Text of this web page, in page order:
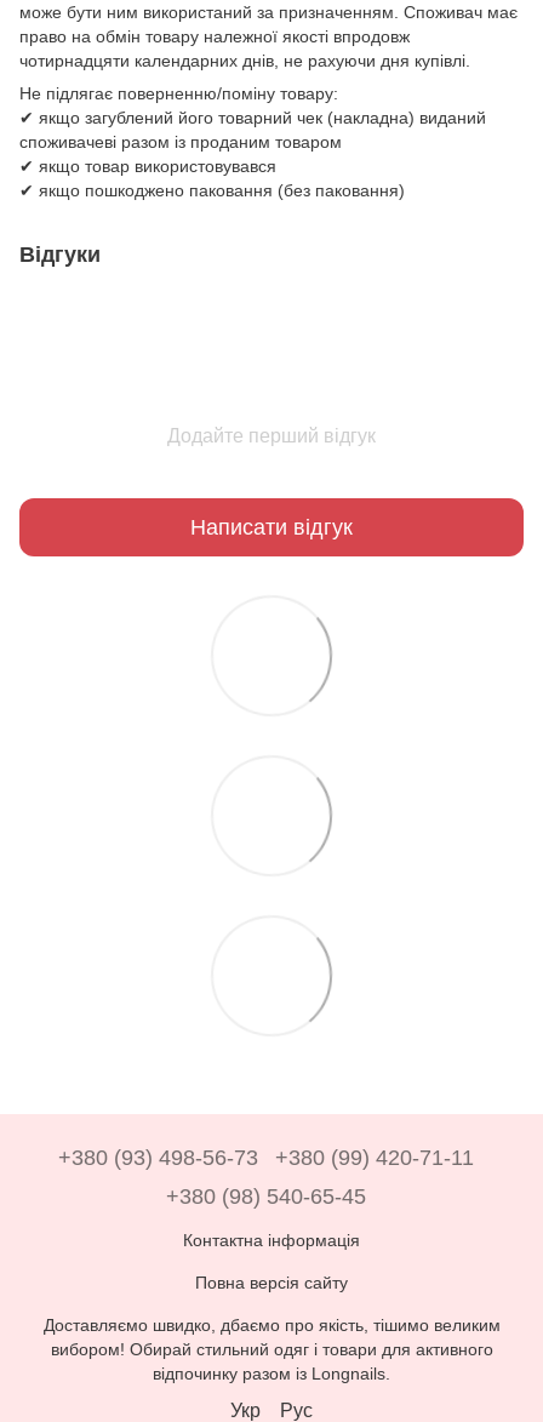
може бути ним використаний за призначенням. Споживач має
право на обмін товару належної якості впродовж
чотирнадцяти календарних днів, не рахуючи дня купівлі.
Не підлягає поверненню/поміну товару:
✔ якщо загублений його товарний чек (накладна) виданий
споживачеві разом із проданим товаром
✔ якщо товар використовувався
✔ якщо пошкоджено паковання (без паковання)
Відгуки
Додайте перший відгук
Написати відгук
+380 (93) 498-56-73
+380 (99) 420-71-11
+380 (98) 540-65-45
Контактна інформація
Повна версія сайту
Доставляємо швидко, дбаємо про якість, тішимо великим
вибором! Обирай стильний одяг і товари для активного
відпочинку разом із Longnails.
Укр Рус